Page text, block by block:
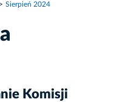
Sierpień 2024
Komisji